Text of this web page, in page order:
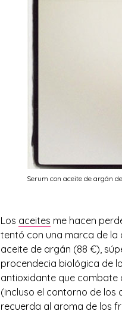
Serum con aceite de argán
Los aceites me hacen
tentó con una marca de la
aceite de argán (88 €),
procendecia biológica de
antioxidante que combate
(incluso el contorno de los
recuerda al aroma de los